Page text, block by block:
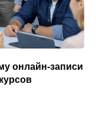
онлайн-записи